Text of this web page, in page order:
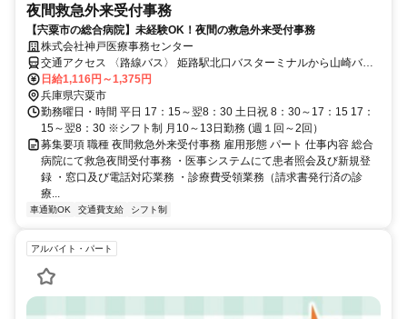
夜間救急外来受付事務
【宍粟市の総合病院】未経験OK！夜間の救急外来受付事務
株式会社神戸医療事務センター
交通アクセス 〈路線バス〉 姫路駅北口バスターミナルから山崎バス
ターミナル 4乗場から 林田 経由 山崎行 61分 4乗場から 四辻 経由 山
崎行 67分 山崎バスターミナルから病院までは徒歩5分
日給1,116円～1,375円
兵庫県宍粟市
勤務曜日・時間 平日 17：15～翌8：30 土日祝 8：30～17：15 17：
15～翌8：30 ※シフト制 月10～13日勤務 (週１回～2回）
募集要項 職種 夜間救急外来受付事務 雇用形態 パート 仕事内容 総合
病院にて救急夜間受付事務 ・医事システムにて患者照会及び新規登
録 ・窓口及び電話対応業務 ・診療費受領業務（請求書発行済の診
療...
車通勤OK 交通費支給 シフト制
アルバイト・パート